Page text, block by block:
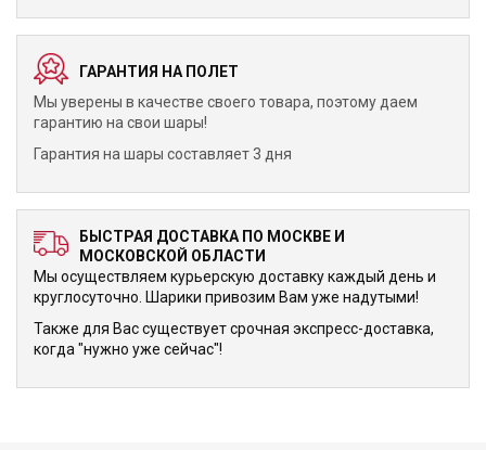
ГАРАНТИЯ НА ПОЛЕТ
Мы уверены в качестве своего товара, поэтому даем
гарантию на свои шары!
Гарантия на шары составляет 3 дня
БЫСТРАЯ ДОСТАВКА ПО МОСКВЕ И
МОСКОВСКОЙ ОБЛАСТИ
Мы осуществляем курьерскую доставку каждый день и
круглосуточно. Шарики привозим Вам уже надутыми!
Также для Вас существует срочная экспресс-доставка,
когда "нужно уже сейчас"!